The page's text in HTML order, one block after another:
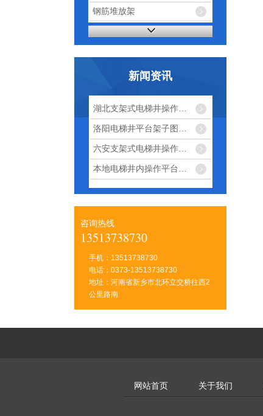
钢筋堆放架
电梯井操作平台
工地钢筋棚
工地用卸料平台
工地茶水亭休息亭
木纹栏杆护栏批发厂家
三横杆蓝色锌钢围栏
铁艺阳台护栏
草坪栅栏花坛绿化栏杆
锌钢铁艺护栏厂家
组装锌钢楼梯栏杆
锌钢组装防爬栅栏
京式道路护栏
新闻资讯
湖北支架式电梯井操作平台标准化
六安支架式电梯井操作平台搭法
咨询热线
13513738730
手机：13513738730
电话：0373-13513738730
地址：河南省新乡市北环立交桥往西2
公里路南
网站首页 关于我们